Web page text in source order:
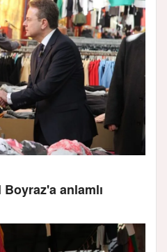
anlamlı